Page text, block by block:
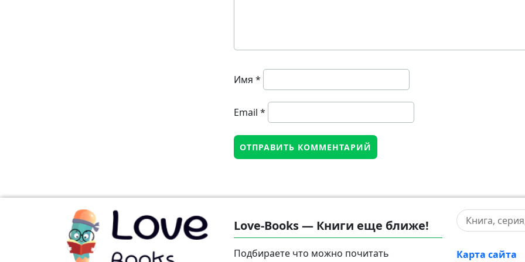
Имя *
Email *
Love-Books — Книги еще ближе!
Подбираете что можно почитать
Карта сайта